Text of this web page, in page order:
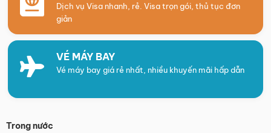
Dịch vụ Visa nhanh, rẻ. Visa trọn gói, thủ tục đơn
giản
VÉ MÁY BAY
Vé máy bay giá rẻ nhất, nhiều khuyến mãi hấp dẫn
Trong nước